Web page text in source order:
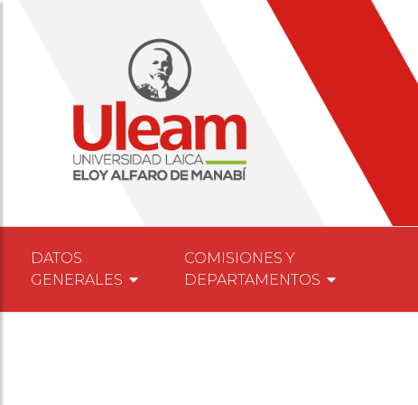
DATOS
GENERALES
COMISIONES Y
DEPARTAMENTOS